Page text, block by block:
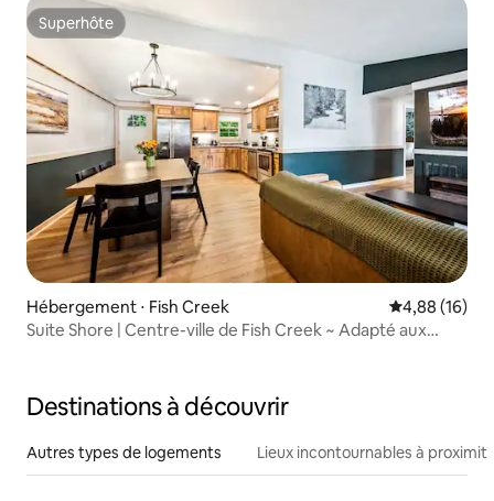
Superhôte
Superhôte
Hébergement ⋅ Fish Creek Évaluation
4,88 (16)
Suite Shore | Centre-ville de Fish Creek ~ Adapté aux
Destinations à découvrir
Autres types de logements Lieux incontournables à